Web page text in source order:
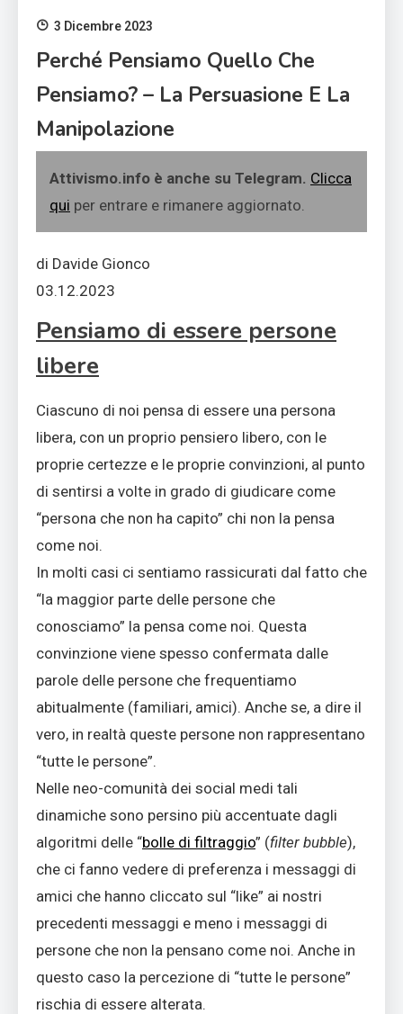
3 Dicembre 2023
Perché Pensiamo Quello Che
Pensiamo? – La Persuasione E La
Manipolazione
Attivismo.info è anche su Telegram. Clicca
qui per entrare e rimanere aggiornato.
di Davide Gionco
03.12.2023
Pensiamo di essere persone
libere
Ciascuno di noi pensa di essere una persona
libera, con un proprio pensiero libero, con le
proprie certezze e le proprie convinzioni, al punto
di sentirsi a volte in grado di giudicare come
“persona che non ha capito” chi non la pensa
come noi.
In molti casi ci sentiamo rassicurati dal fatto che
“la maggior parte delle persone che
conosciamo” la pensa come noi. Questa
convinzione viene spesso confermata dalle
parole delle persone che frequentiamo
abitualmente (familiari, amici). Anche se, a dire il
vero, in realtà queste persone non rappresentano
“tutte le persone”.
Nelle neo-comunità dei social medi tali
dinamiche sono persino più accentuate dagli
algoritmi delle “bolle di filtraggio” (filter bubble),
che ci fanno vedere di preferenza i messaggi di
amici che hanno cliccato sul “like” ai nostri
precedenti messaggi e meno i messaggi di
persone che non la pensano come noi. Anche in
questo caso la percezione di “tutte le persone”
rischia di essere alterata.